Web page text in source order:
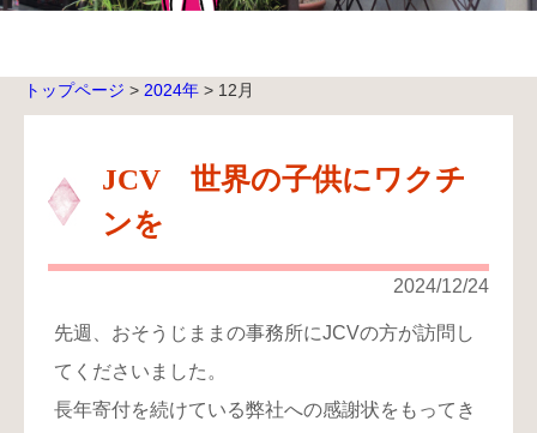
ロ
見
お
い
せ
トップページ > 2024年 > 12月
JCV 世界の子供にワクチ
ンを
2024/12/24
先週、おそうじままの事務所にJCVの方が訪問し
てくださいました。
長年寄付を続けている弊社への感謝状をもってき